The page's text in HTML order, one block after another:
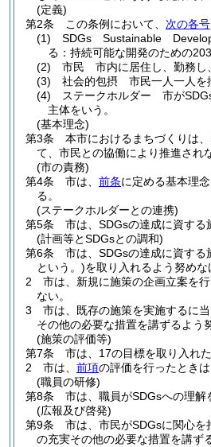
(定義)
第2条
この条例において、 次の各号
(1)
SDGs Sustainable
る：持続可能な開発のための
(2)
市民 市内に居住し、勤務し
(3)
社会的包摂 市民一人一人を
(4)
ステークホルダー 市が
主体をいう。
(基本理念)
第3条
本市におけるまちづくりは
て、市民との協働により推進され
(市の責務)
第4条
市は、 前条に定める基本理念
る。
(ステークホルダーとの連携)
第5条
市は、SDGsの達成に資する
(計画等とSDGsとの調和)
第6条
市は、SDGsの達成に資す
という。)を取り入れるよう努めな
2
市は、新規に施策の企画立案を
ない。
3
市は、既存の施策を実施するに
その他の必要な措置を講ずるよう
(施策の評価等)
第7条
市は、17の目標を取り入れ
2
市は、 前項の評価を行ったとき
(職員の研修)
第8条
市は、職員がSDGsへの理解
(広報及び啓発)
第9条
市は、市民がSDGsに関心
の充実その他の必要な措置を講ず